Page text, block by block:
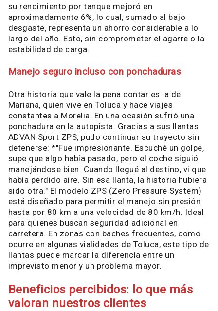
su rendimiento por tanque mejoró en
aproximadamente 6%, lo cual, sumado al bajo
desgaste, representa un ahorro considerable a lo
largo del año. Esto, sin comprometer el agarre o la
estabilidad de carga.
Manejo seguro incluso con ponchaduras
Otra historia que vale la pena contar es la de
Mariana, quien vive en Toluca y hace viajes
constantes a Morelia. En una ocasión sufrió una
ponchadura en la autopista. Gracias a sus llantas
ADVAN Sport ZPS, pudo continuar su trayecto sin
detenerse: *"Fue impresionante. Escuché un golpe,
supe que algo había pasado, pero el coche siguió
manejándose bien. Cuando llegué al destino, vi que
había perdido aire. Sin esa llanta, la historia hubiera
sido otra." El modelo ZPS (Zero Pressure System)
está diseñado para permitir el manejo sin presión
hasta por 80 km a una velocidad de 80 km/h. Ideal
para quienes buscan seguridad adicional en
carretera. En zonas con baches frecuentes, como
ocurre en algunas vialidades de Toluca, este tipo de
llantas puede marcar la diferencia entre un
imprevisto menor y un problema mayor.
Beneficios percibidos: lo que más
valoran nuestros clientes